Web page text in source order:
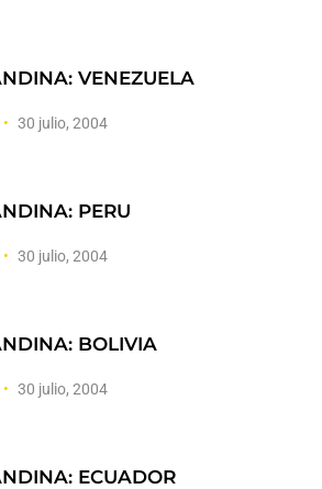
VENEZUELA
30 julio, 2004
PERU
30 julio, 2004
BOLIVIA
30 julio, 2004
ECUADOR